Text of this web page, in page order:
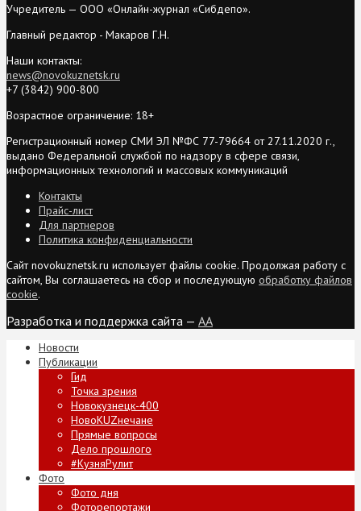
Учредитель — ООО «Онлайн-журнал «Сибдепо».
Главный редактор - Макаров Г.Н.
Наши контакты:
news@novokuznetsk.ru
+7 (3842) 900-800
Возрастное ограничение: 18+
Регистрационный номер СМИ ЭЛ №ФС 77-79664 от 27.11.2020 г.,
выдано Федеральной службой по надзору в сфере связи,
информационных технологий и массовых коммуникаций
Контакты
Прайс-лист
Для партнеров
Политика конфиденциальности
Сайт novokuznetsk.ru использует файлы cookie. Продолжая работу с
сайтом, Вы соглашаетесь на сбор и последующую обработку файлов
cookie.
Разработка и поддержка сайта — AA
Новости
Публикации
Гид
Точка зрения
Новокузнецк-400
НовоKUZнечане
Прямые вопросы
Дело прошлого
#КузняРулит
Фото
Фото дня
Фоторепортажи